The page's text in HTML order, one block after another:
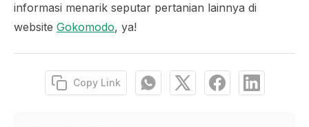
informasi menarik seputar pertanian lainnya di
website Gokomodo, ya!
Copy Link